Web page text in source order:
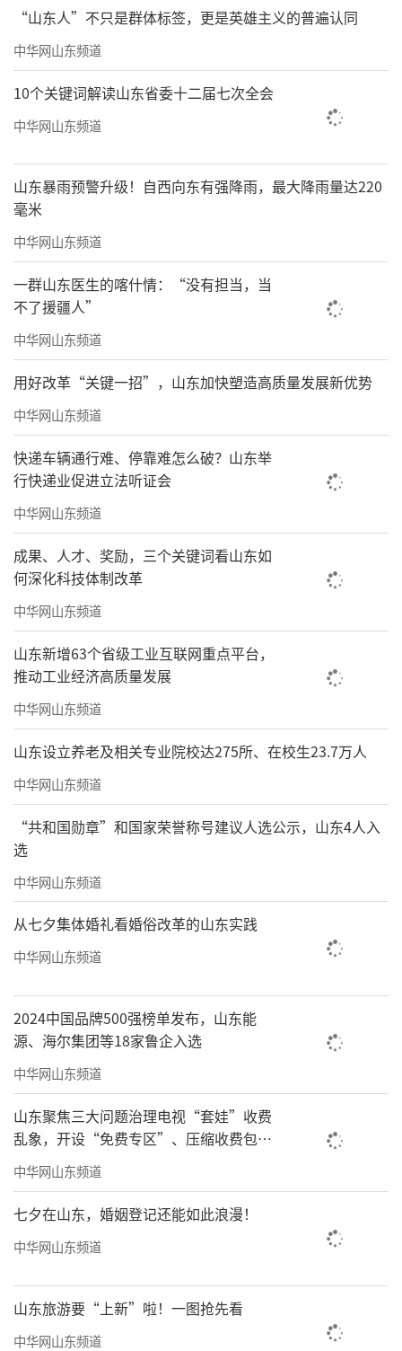
“山东人”不只是群体标签，更是英雄主义的普遍认同
中华网山东频道
10个关键词解读山东省委十二届七次全会
中华网山东频道
山东暴雨预警升级！自西向东有强降雨，最大降雨量达220
毫米
中华网山东频道
一群山东医生的喀什情：“没有担当，当
不了援疆人”
中华网山东频道
用好改革“关键一招”，山东加快塑造高质量发展新优势
中华网山东频道
快递车辆通行难、停靠难怎么破？山东举
行快递业促进立法听证会
中华网山东频道
成果、人才、奖励，三个关键词看山东如
何深化科技体制改革
中华网山东频道
山东新增63个省级工业互联网重点平台，
推动工业经济高质量发展
中华网山东频道
山东设立养老及相关专业院校达275所、在校生23.7万人
中华网山东频道
“共和国勋章”和国家荣誉称号建议人选公示，山东4人入
选
中华网山东频道
从七夕集体婚礼看婚俗改革的山东实践
中华网山东频道
2024中国品牌500强榜单发布，山东能
源、海尔集团等18家鲁企入选
中华网山东频道
山东聚焦三大问题治理电视“套娃”收费
乱象，开设“免费专区”、压缩收费包比
例70%以上
中华网山东频道
七夕在山东，婚姻登记还能如此浪漫！
中华网山东频道
山东旅游要“上新”啦！一图抢先看
中华网山东频道